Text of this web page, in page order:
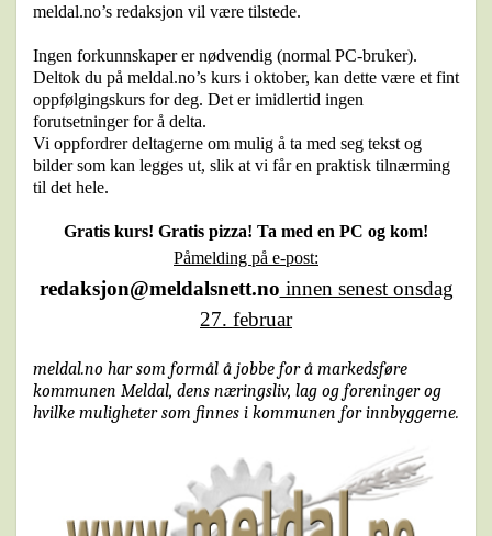
meldal.no’s redaksjon vil være tilstede.
Ingen forkunnskaper er nødvendig (normal PC-bruker).
Deltok du på meldal.no’s kurs i oktober, kan dette være et fint
oppfølgingskurs for deg. Det er imidlertid ingen
forutsetninger for å delta.
Vi oppfordrer deltagerne om mulig å ta med seg tekst og
bilder som kan legges ut, slik at vi får en praktisk tilnærming
til det hele.
Gratis kurs! Gratis pizza! Ta med en PC og kom!
Påmelding på e-post:
redaksjon@meldalsnett.no innen senest onsdag
27. februar
meldal.no har som formål å jobbe for å markedsføre
kommunen Meldal, dens næringsliv, lag og foreninger og
hvilke muligheter som finnes i kommunen for innbyggerne.